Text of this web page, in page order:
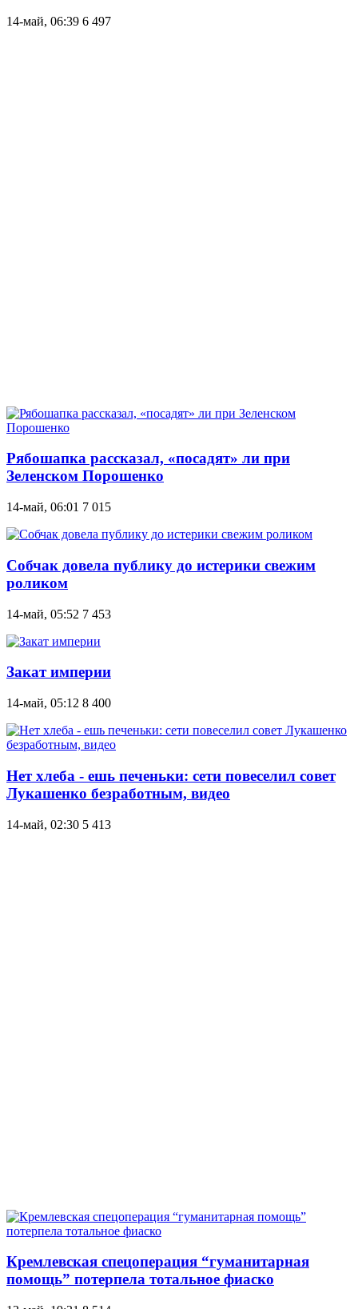
14-май, 06:39 6 497
Рябошапка рассказал, «посадят» ли при
Зеленском Порошенко
14-май, 06:01 7 015
Собчак довела публику до истерики свежим
роликом
14-май, 05:52 7 453
Закат империи
14-май, 05:12 8 400
Нет хлеба - ешь печеньки: сети повеселил совет
Лукашенко безработным, видео
14-май, 02:30 5 413
Кремлевская спецоперация “гуманитарная
помощь” потерпела тотальное фиаско